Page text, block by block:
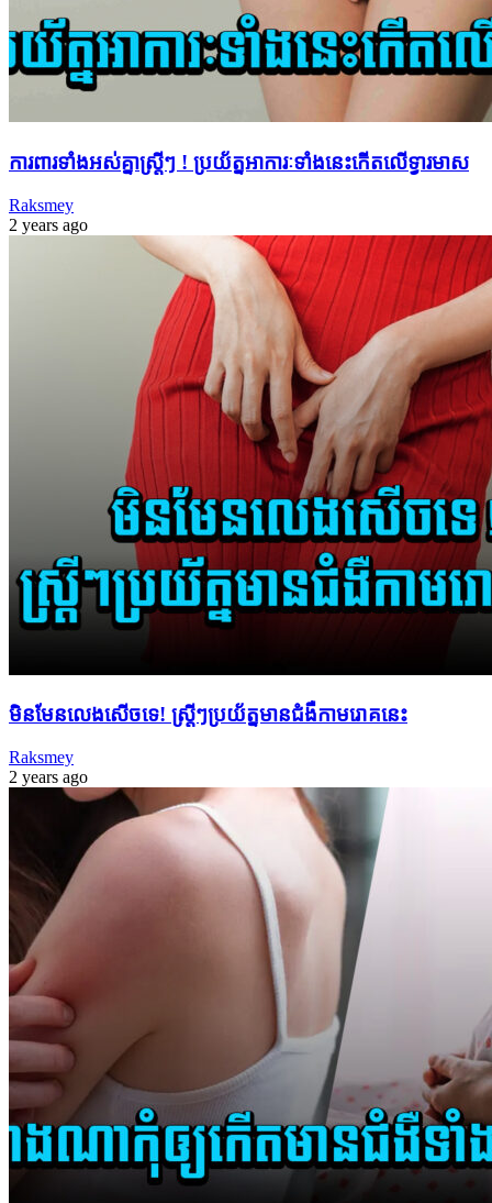
ការពារទាំងអស់គ្នាស្ត្រីៗ ! ប្រយ័ត្នអាការៈទាំងនេះកើតលើ​ទ្វារមាស
Raksmey
2 years ago
មិនមែន​លេងសើច​ទេ​! ស្ត្រី​ៗ​ប្រយ័ត្ន​មាន​ជំងឺ​កាមរោគ​នេះ
Raksmey
2 years ago